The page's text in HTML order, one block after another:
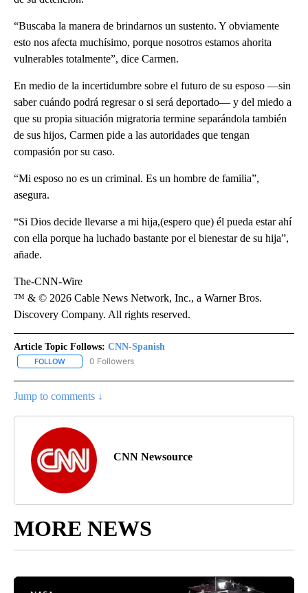
“Buscaba la manera de brindarnos un sustento. Y obviamente
esto nos afecta muchísimo, porque nosotros estamos ahorita
vulnerables totalmente”, dice Carmen.
En medio de la incertidumbre sobre el futuro de su esposo —sin
saber cuándo podrá regresar o si será deportado— y del miedo a
que su propia situación migratoria termine separándola también
de sus hijos, Carmen pide a las autoridades que tengan
compasión por su caso.
“Mi esposo no es un criminal. Es un hombre de familia”,
asegura.
“Si Dios decide llevarse a mi hija,(espero que) él pueda estar ahí
con ella porque ha luchado bastante por el bienestar de su hija”,
añade.
The-CNN-Wire
™ & © 2026 Cable News Network, Inc., a Warner Bros.
Discovery Company. All rights reserved.
Article Topic Follows: CNN-Spanish
FOLLOW FOLLOW "CNN-SPANISH" TO RECEIVE NOTIFICATIONS ABOUT
0 Followers
Jump to comments ↓
CNN Newsource
MORE NEWS